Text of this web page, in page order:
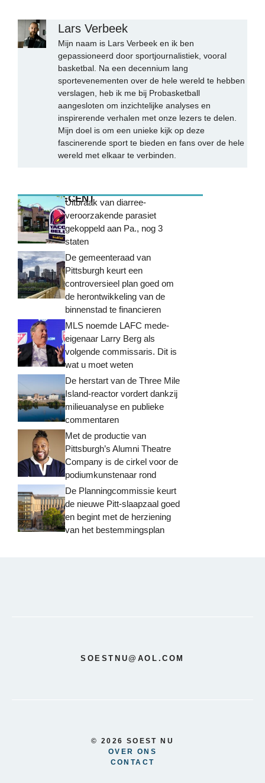
Lars Verbeek
Mijn naam is Lars Verbeek en ik ben
gepassioneerd door sportjournalistiek, vooral
basketbal. Na een decennium lang
sportevenementen over de hele wereld te hebben
verslagen, heb ik me bij Probasketball
aangesloten om inzichtelijke analyses en
inspirerende verhalen met onze lezers te delen.
Mijn doel is om een unieke kijk op deze
fascinerende sport te bieden en fans over de hele
wereld met elkaar te verbinden.
MEEST RECENTUitbraak van diarree-
veroorzakende parasiet
gekoppeld aan Pa., nog 3
staten
De gemeenteraad van
Pittsburgh keurt een
controversieel plan goed om
de herontwikkeling van de
binnenstad te financieren
MLS noemde LAFC mede-
eigenaar Larry Berg als
volgende commissaris. Dit is
wat u moet weten
De herstart van de Three Mile
Island-reactor vordert dankzij
milieuanalyse en publieke
commentaren
Met de productie van
Pittsburgh’s Alumni Theatre
Company is de cirkel voor de
podiumkunstenaar rond
De Planningcommissie keurt
de nieuwe Pitt-slaapzaal goed
en begint met de herziening
van het bestemmingsplan
SOESTNU@AOL.COM
© 2026 SOEST NU
OVER ONS
CONTACT